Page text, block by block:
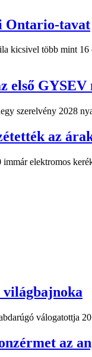
Ontario-tavat
kicsivel több mint 16
első GYSEV
szerelvény 2028
az
elektromos
világbajnoka
válogatottja
az